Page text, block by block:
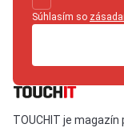
Súhlasím so
TOUCHIT je